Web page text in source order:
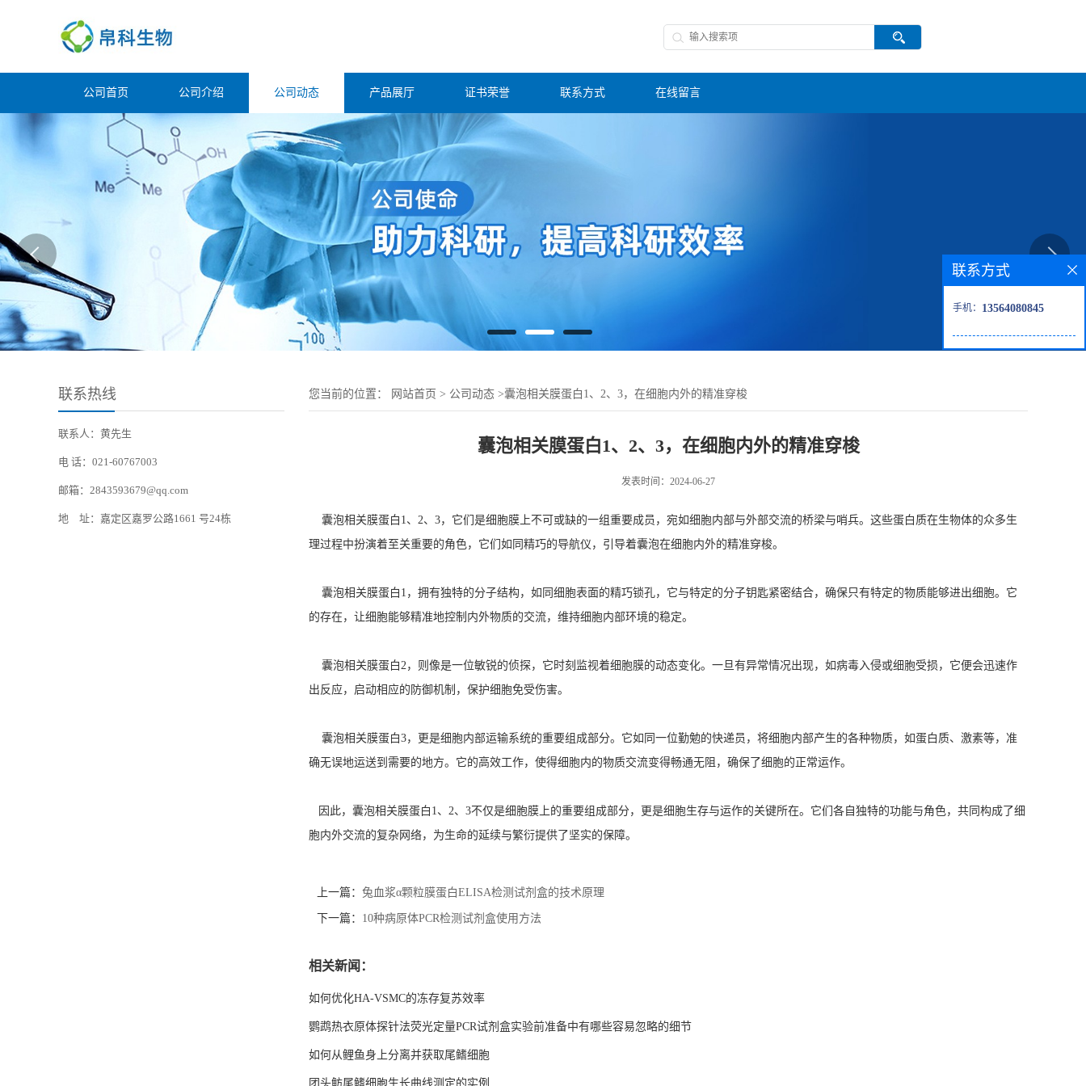
公司首页 公司介绍 公司动态 产品展厅 证书荣誉 联系方式 在线留言
联系热线
联系人：黄先生
电 话：021-60767003
邮箱：2843593679@qq.com
地 址：嘉定区嘉罗公路1661 号24栋
您当前的位置： 网站首页 > 公司动态 >囊泡相关膜蛋白1、2、3，在细胞内外的精准穿梭
囊泡相关膜蛋白1、2、3，在细胞内外的精准穿梭
发表时间：2024-06-27
囊泡相关膜蛋白1、2、3，它们是细胞膜上不可或缺的一组重要成员，宛如细胞内部与外部交流的桥梁与哨兵。这些蛋白质在生物体的众多生
理过程中扮演着至关重要的角色，它们如同精巧的导航仪，引导着囊泡在细胞内外的精准穿梭。
囊泡相关膜蛋白1，拥有独特的分子结构，如同细胞表面的精巧锁孔，它与特定的分子钥匙紧密结合，确保只有特定的物质能够进出细胞。它
的存在，让细胞能够精准地控制内外物质的交流，维持细胞内部环境的稳定。
囊泡相关膜蛋白2，则像是一位敏锐的侦探，它时刻监视着细胞膜的动态变化。一旦有异常情况出现，如病毒入侵或细胞受损，它便会迅速作
出反应，启动相应的防御机制，保护细胞免受伤害。
囊泡相关膜蛋白3，更是细胞内部运输系统的重要组成部分。它如同一位勤勉的快递员，将细胞内部产生的各种物质，如蛋白质、激素等，准
确无误地运送到需要的地方。它的高效工作，使得细胞内的物质交流变得畅通无阻，确保了细胞的正常运作。
因此，囊泡相关膜蛋白1、2、3不仅是细胞膜上的重要组成部分，更是细胞生存与运作的关键所在。它们各自独特的功能与角色，共同构成了细
胞内外交流的复杂网络，为生命的延续与繁衍提供了坚实的保障。
上一篇： 兔血浆α颗粒膜蛋白ELISA检测试剂盒的技术原理
下一篇： 10种病原体PCR检测试剂盒使用方法
相关新闻：
如何优化HA-VSMC的冻存复苏效率
鹦鹉热衣原体探针法荧光定量PCR试剂盒实验前准备中有哪些容易忽略的细节
如何从鲤鱼身上分离并获取尾鳍细胞
团头鲂尾鳍细胞生长曲线测定的实例
联系方式
手机： 13564080845